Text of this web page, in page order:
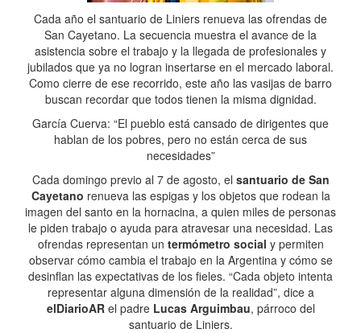
Cada año el santuario de Liniers renueva las ofrendas de
San Cayetano. La secuencia muestra el avance de la
asistencia sobre el trabajo y la llegada de profesionales y
jubilados que ya no logran insertarse en el mercado laboral.
Como cierre de ese recorrido, este año las vasijas de barro
buscan recordar que todos tienen la misma dignidad.
García Cuerva: “El pueblo está cansado de dirigentes que
hablan de los pobres, pero no están cerca de sus
necesidades”
Cada domingo previo al 7 de agosto, el santuario de San
Cayetano renueva las espigas y los objetos que rodean la
imagen del santo en la hornacina, a quien miles de personas
le piden trabajo o ayuda para atravesar una necesidad. Las
ofrendas representan un termómetro social y permiten
observar cómo cambia el trabajo en la Argentina y cómo se
desinflan las expectativas de los fieles. “Cada objeto intenta
representar alguna dimensión de la realidad”, dice a
elDiarioARel padre Lucas Arguimbau, párroco del
santuario de Liniers.